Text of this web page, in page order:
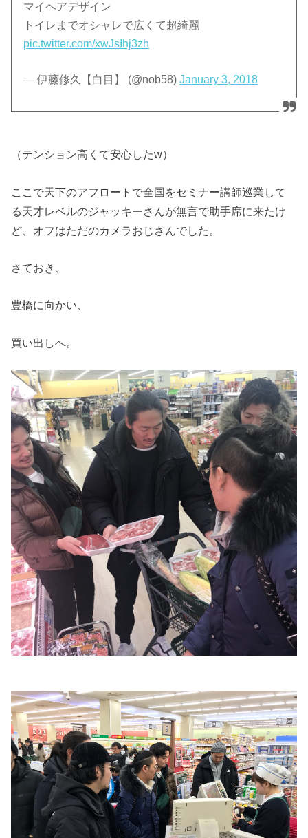
マイヘアデザイン
トイレまでオシャレで広くて超綺麗
pic.twitter.com/xwJsIhj3zh
— 伊藤修久【白目】 (@nob58)January 3, 2018
（テンション高くて安心したw）
ここで天下のアフロートで全国をセミナー講師巡業して
る天才レベルのジャッキーさんが無言で助手席に来たけ
ど、オフはただのカメラおじさんでした。
さておき、
豊橋に向かい、
買い出しへ。